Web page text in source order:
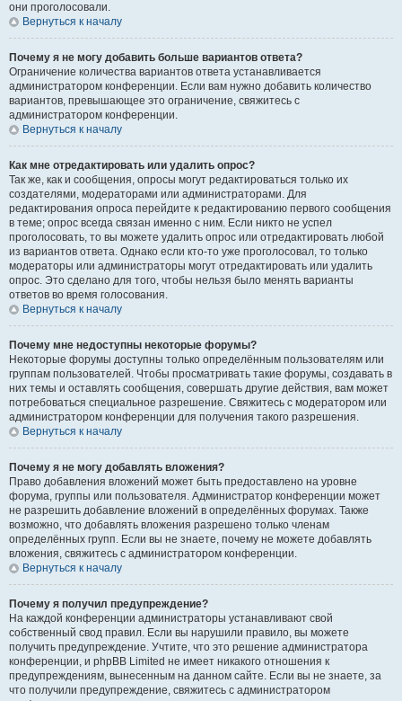
они проголосовали.
Вернуться к началу
Почему я не могу добавить больше вариантов ответа?
Ограничение количества вариантов ответа устанавливается
администратором конференции. Если вам нужно добавить количество
вариантов, превышающее это ограничение, свяжитесь с
администратором конференции.
Вернуться к началу
Как мне отредактировать или удалить опрос?
Так же, как и сообщения, опросы могут редактироваться только их
создателями, модераторами или администраторами. Для
редактирования опроса перейдите к редактированию первого сообщения
в теме; опрос всегда связан именно с ним. Если никто не успел
проголосовать, то вы можете удалить опрос или отредактировать любой
из вариантов ответа. Однако если кто-то уже проголосовал, то только
модераторы или администраторы могут отредактировать или удалить
опрос. Это сделано для того, чтобы нельзя было менять варианты
ответов во время голосования.
Вернуться к началу
Почему мне недоступны некоторые форумы?
Некоторые форумы доступны только определённым пользователям или
группам пользователей. Чтобы просматривать такие форумы, создавать в
них темы и оставлять сообщения, совершать другие действия, вам может
потребоваться специальное разрешение. Свяжитесь с модератором или
администратором конференции для получения такого разрешения.
Вернуться к началу
Почему я не могу добавлять вложения?
Право добавления вложений может быть предоставлено на уровне
форума, группы или пользователя. Администратор конференции может
не разрешить добавление вложений в определённых форумах. Также
возможно, что добавлять вложения разрешено только членам
определённых групп. Если вы не знаете, почему не можете добавлять
вложения, свяжитесь с администратором конференции.
Вернуться к началу
Почему я получил предупреждение?
На каждой конференции администраторы устанавливают свой
собственный свод правил. Если вы нарушили правило, вы можете
получить предупреждение. Учтите, что это решение администратора
конференции, и phpBB Limited не имеет никакого отношения к
предупреждениям, вынесенным на данном сайте. Если вы не знаете, за
что получили предупреждение, свяжитесь с администратором